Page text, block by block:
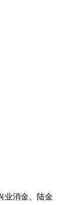
业消金、陆金